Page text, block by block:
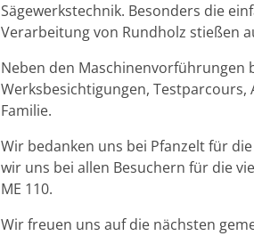
Sägewerkstechnik. Besonders die
Verarbeitung von Rundholz stießen
Neben den
Werksbesichtigungen,
Familie.
Wir bedanken uns bei Pfanzelt für
wir uns bei allen Besuchern für die
ME 110.
Wir freuen uns auf die nächsten